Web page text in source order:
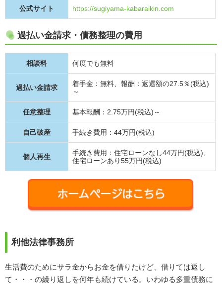
公式サイト https://sugiyama-kabaraikin.com
過払い金請求・債務整理の費用
相談料 何度でも無料
過払い金請求
着手金：無料、報酬：返還額の27.5％(税込)
～
任意整理 基本報酬：2.75万円(税込)～
自己破産 手続き費用：44万円(税込)
個人再生
手続き費用：住宅ローンなし44万円(税込)、
住宅ローンあり55万円(税込)
利他法律事務所
生活費のためにサラ金からお金を借りたけど、借りては返し
て・・・の繰り返しを何年も続けている。いわゆる多重債務に